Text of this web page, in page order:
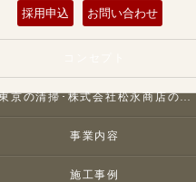
採用申込 お問い合わせ
東京の清掃･株式会社松永商店の評判
事業内容
施工事例